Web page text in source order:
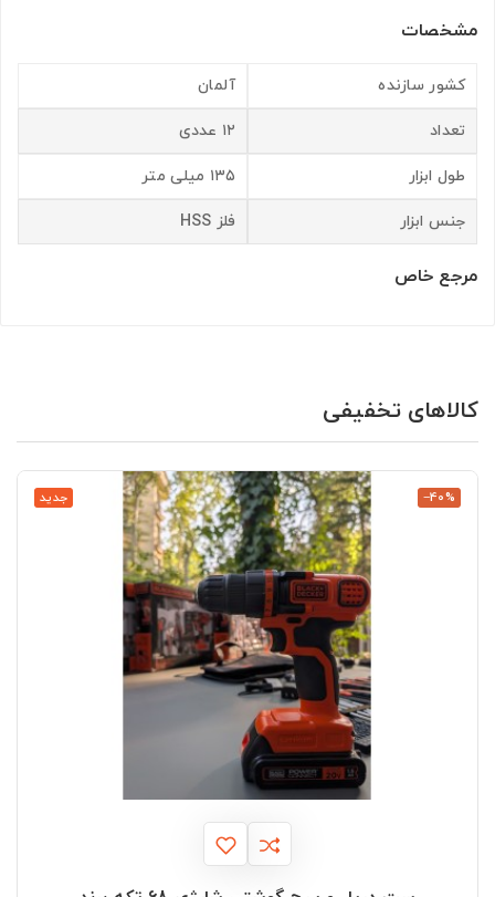
مشخصات
کشور سازنده آلمان
تعداد ۱۲ عددی
طول ابزار ۱۳۵ میلی متر
جنس ابزار فلز HSS
مرجع خاص
کالاهای تخفیفی
جدید ‎−40%